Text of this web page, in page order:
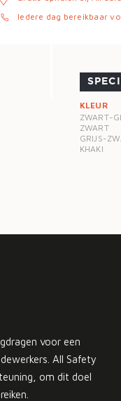
Iedere dag bereikbaar
KLEUR
ZWART-
ZWART
GRIJS-
KHAKI
voor een
All Safety
om dit doel